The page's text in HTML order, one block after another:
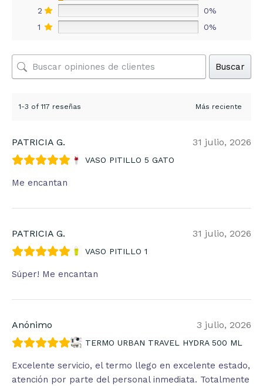
2
0%
1
0%
Buscar
1-3 of 117 reseñas
PATRICIA G. 31 julio, 2026
VASO PITILLO 5 GATO
Me encantan
PATRICIA G. 31 julio, 2026
VASO PITILLO 1
Súper! Me encantan
Anónimo 3 julio, 2026
TERMO URBAN TRAVEL HYDRA 500 ML
Excelente servicio, el termo llego en excelente estado,
atención por parte del personal inmediata. Totalmente